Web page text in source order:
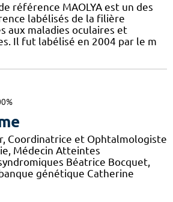
référence MAOLYA est un des
labélisés de la filière
aux maladies oculaires et
Il fut labélisé en 2004 par le m
Coordinatrice et Ophtalmologiste
Médecin Atteintes
Béatrice Bocquet,
génétique Catherine